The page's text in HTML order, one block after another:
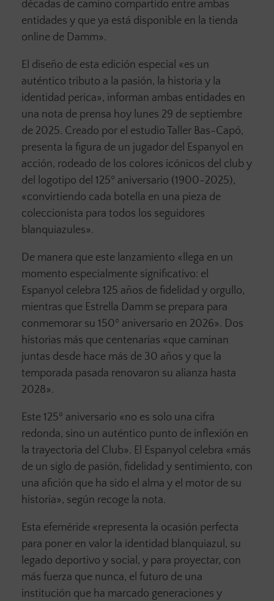
décadas de camino compartido entre ambas
entidades y que ya está disponible en la tienda
online de Damm».
El diseño de esta edición especial «es un
auténtico tributo a la pasión, la historia y la
identidad perica», informan ambas entidades en
una nota de prensa hoy lunes 29 de septiembre
de 2025. Creado por el estudio Taller Bas-Capó,
presenta la figura de un jugador del Espanyol en
acción, rodeado de los colores icónicos del club y
del logotipo del 125º aniversario (1900-2025),
«convirtiendo cada botella en una pieza de
coleccionista para todos los seguidores
blanquiazules».
De manera que este lanzamiento «llega en un
momento especialmente significativo: el
Espanyol celebra 125 años de fidelidad y orgullo,
mientras que Estrella Damm se prepara para
conmemorar su 150º aniversario en 2026». Dos
historias más que centenarias «que caminan
juntas desde hace más de 30 años y que la
temporada pasada renovaron su alianza hasta
2028».
Este 125º aniversario «no es solo una cifra
redonda, sino un auténtico punto de inflexión en
la trayectoria del Club». El Espanyol celebra «más
de un siglo de pasión, fidelidad y sentimiento, con
una afición que ha sido el alma y el motor de su
historia», según recoge la nota.
Esta efeméride «representa la ocasión perfecta
para poner en valor la identidad blanquiazul, su
legado deportivo y social, y para proyectar, con
más fuerza que nunca, el futuro de una
institución que ha marcado generaciones y